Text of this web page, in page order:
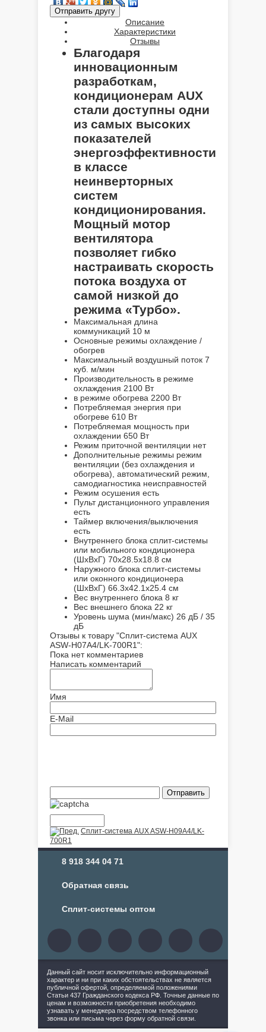
Описание
Характеристики
Отзывы
Благодаря
инновационным
разработкам,
кондиционерам AUX
стали доступны одни
из самых высоких
показателей
энергоэффективности
в классе
неинверторных
систем
кондиционирования.
Мощный мотор
вентилятора
позволяет гибко
настраивать скорость
потока воздуха от
самой низкой до
режима «Турбо».
Максимальная длина
коммуникаций 10 м
Основные режимы охлаждение /
обогрев
Максимальный воздушный поток 7
куб. м/мин
Производительность в режиме
охлаждения 2100 Вт
в режиме обогрева 2200 Вт
Потребляемая энергия при
обогреве 610 Вт
Потребляемая мощность при
охлаждении 650 Вт
Режим приточной вентиляции нет
Дополнительные режимы режим
вентиляции (без охлаждения и
обогрева), автоматический режим,
самодиагностика неисправностей
Режим осушения есть
Пульт дистанционного управления
есть
Таймер включения/выключения
есть
Внутреннего блока сплит-системы
или мобильного кондиционера
(ШxВxГ) 70x28.5x18.8 см
Наружного блока сплит-системы
или оконного кондиционера
(ШxВxГ) 66.3x42.1x25.4 см
Вес внутреннего блока 8 кг
Вес внешнего блока 22 кг
Уровень шума (мин/макс) 26 дБ / 35
дБ
Отзывы к товару "Сплит-система AUX
ASW-H07A4/LK-700R1":
Пока нет комментариев
Написать комментарий
Имя
E-Mail
Сплит-система AUX ASW-H09A4/LK-
700R1
8 918 344 04 71
Обратная связь
Сплит-системы оптом
Данный сайт носит исключительно информационный
характер и ни при каких обстоятельствах не является
публичной офертой, определяемой положениями
Статьи 437 Гражданского кодекса РФ. Точные данные по
ценам и возможности приобретения необходимо
узнавать у менеджера посредством телефонного
звонка или письма через форму обратной связи.